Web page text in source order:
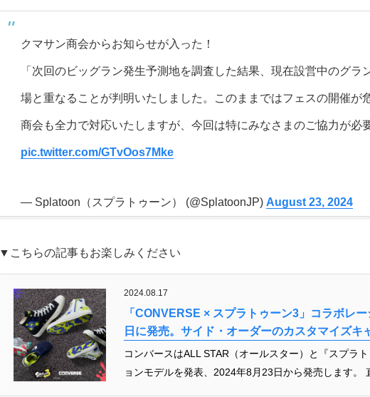
クマサン商会からお知らせが入った！
「次回のビッグラン発生予測地を調査した結果、現在設営中のグラ
場と重なることが判明いたしました。このままではフェスの開催が
商会も全力で対応いたしますが、今回は特にみなさまのご協力が必
pic.twitter.com/GTvOos7Mke
— Splatoon（スプラトゥーン） (@SplatoonJP) August 23, 2024
▼こちらの記事もお楽しみください
2024.08.17
「CONVERSE × スプラトゥーン3」コラボレ
日に発売。サイド・オーダーのカスタマイズキ
コンバースはALL STAR（オールスター）と『スプラ
ョンモデルを発表、2024年8月23日から発売します。